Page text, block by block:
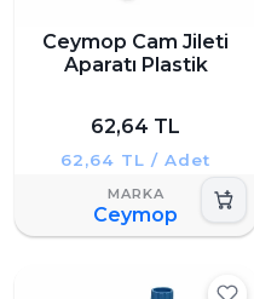
Ceymop Cam Jileti
Aparatı Plastik
62,64 TL
62,64 TL / Adet
Ceymop